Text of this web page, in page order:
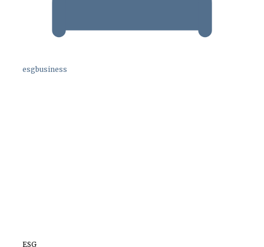
esgbusiness
ESG